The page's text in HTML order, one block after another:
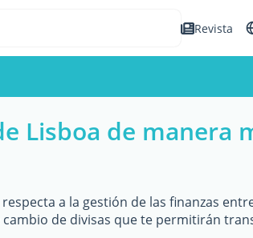
Revista
Lisboa de manera
a la gestión de las finanzas
de divisas que te permitirán